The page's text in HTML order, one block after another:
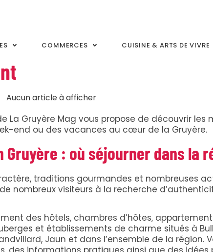
COMMERCES CUISINE & ARTS DE VIVRE
Aucun article à afficher
La Gruyère Mag vous propose de découvrir les
end ou des vacances au cœur de la Gruyère.
Gruyère : où séjourner dans la
traditions gourmandes et nombreuses
nombreux visiteurs à la recherche
des hôtels, chambres d’hôtes,
et établissements de charme situés à
Jaun et dans l’ensemble de la région.